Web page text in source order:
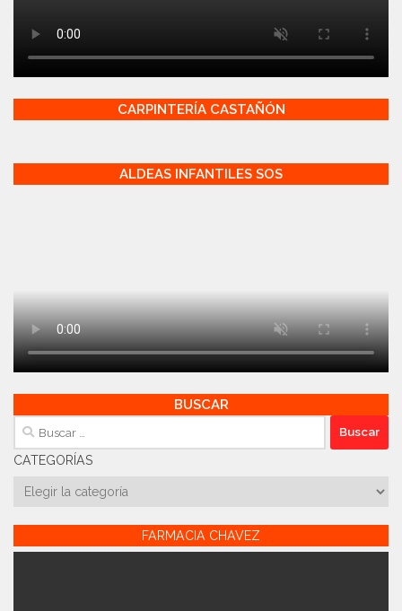
CARPINTERÍA CASTAÑÓN
ALDEAS INFANTILES SOS
BUSCAR
Buscar:
CATEGORÍAS
Categorías
FARMACIA CHAVEZ